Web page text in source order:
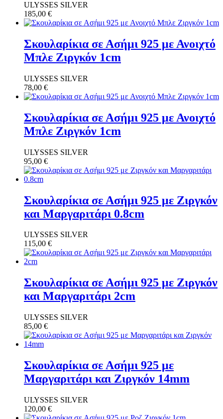
ULYSSES SILVER
185,00 €
Σκουλαρίκια σε Ασήμι 925 με Ανοιχτό
Μπλε Ζιργκόν 1cm
ULYSSES SILVER
78,00 €
Σκουλαρίκια σε Ασήμι 925 με Ανοιχτό
Μπλε Ζιργκόν 1cm
ULYSSES SILVER
95,00 €
Σκουλαρίκια σε Ασήμι 925 με Ζιργκόν
και Μαργαριτάρι 0.8cm
ULYSSES SILVER
115,00 €
Σκουλαρίκια σε Ασήμι 925 με Ζιργκόν
και Μαργαριτάρι 2cm
ULYSSES SILVER
85,00 €
Σκουλαρίκια σε Ασήμι 925 με
Μαργαριτάρι και Ζιργκόν 14mm
ULYSSES SILVER
120,00 €